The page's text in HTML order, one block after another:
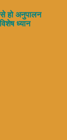
से हो अनुपालन
ध्यान